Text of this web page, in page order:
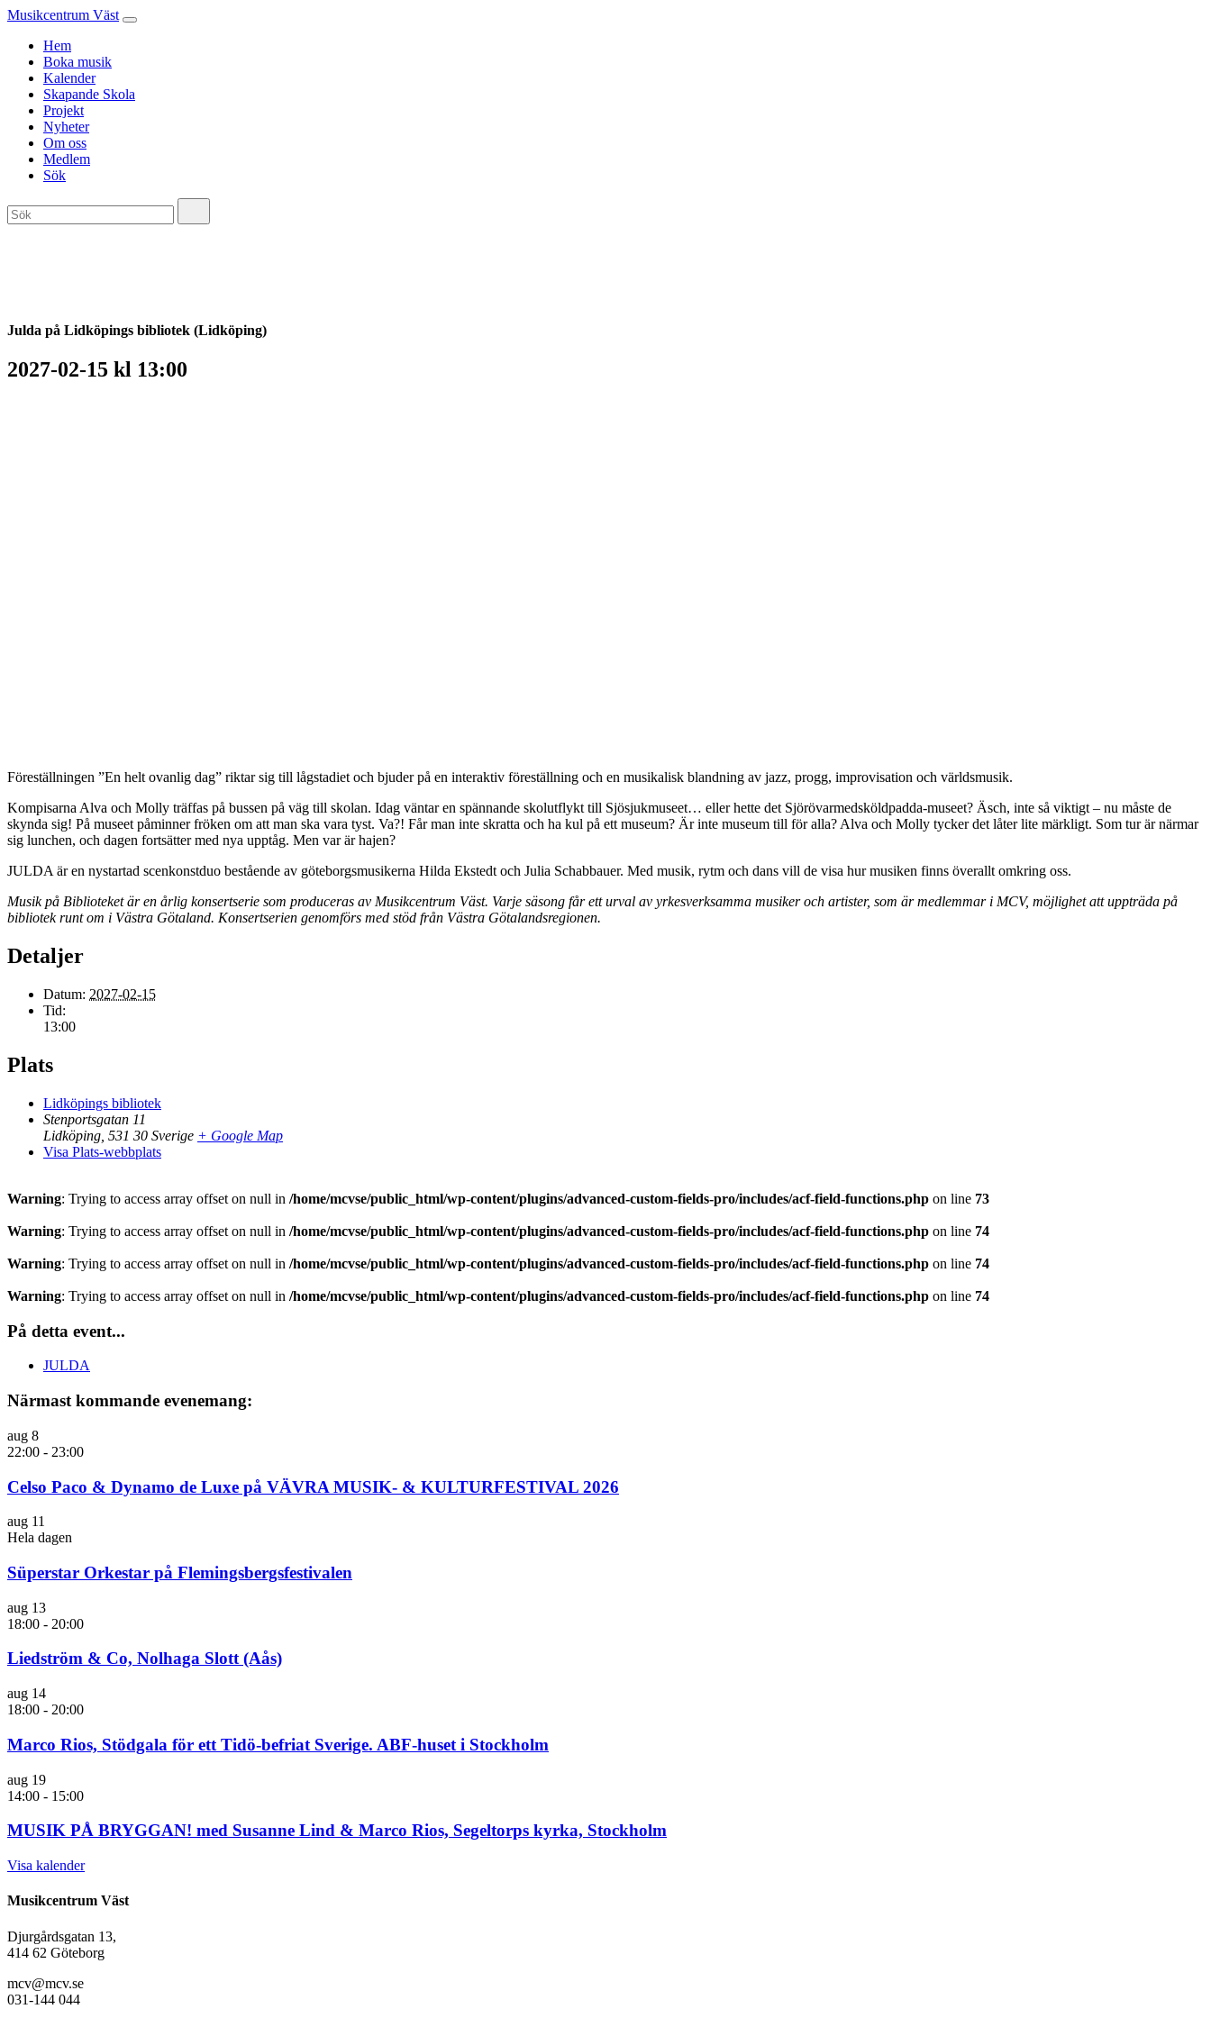
Musikcentrum Väst
Hem
Boka musik
Kalender
Skapande Skola
Projekt
Nyheter
Om oss
Medlem
Sök
Julda på Lidköpings bibliotek (Lidköping)
2027-02-15 kl 13:00
Föreställningen ”En helt ovanlig dag” riktar sig till lågstadiet och bjuder på en interaktiv föreställning och en musikalisk blandning av jazz, progg, improvisation och världsmusik.
Kompisarna Alva och Molly träffas på bussen på väg till skolan. Idag väntar en spännande skolutflykt till Sjösjukmuseet… eller hette det Sjörövarmedsköldpadda-museet? Äsch, inte så viktigt – nu måste de
skynda sig! På museet påminner fröken om att man ska vara tyst. Va?! Får man inte skratta och ha kul på ett museum? Är inte museum till för alla? Alva och Molly tycker det låter lite märkligt. Som tur är närmar
sig lunchen, och dagen fortsätter med nya upptåg. Men var är hajen?
JULDA är en nystartad scenkonstduo bestående av göteborgsmusikerna Hilda Ekstedt och Julia Schabbauer. Med musik, rytm och dans vill de visa hur musiken finns överallt omkring oss.
Musik på Biblioteket är en årlig konsertserie som produceras av Musikcentrum Väst. Varje säsong får ett urval av yrkesverksamma musiker och artister, som är medlemmar i MCV, möjlighet att uppträda på
bibliotek runt om i Västra Götaland. Konsertserien genomförs med stöd från Västra Götalandsregionen.
Detaljer
Datum: 2027-02-15
Tid:
13:00
Plats
Lidköpings bibliotek
Stenportsgatan 11
Lidköping 531 30 Sverige + Google Map
Visa Plats-webbplats
Warning: Trying to access array offset on null in /home/mcvse/public_html/wp-content/plugins/advanced-custom-fields-pro/includes/acf-field-functions.php on line 73
Warning: Trying to access array offset on null in /home/mcvse/public_html/wp-content/plugins/advanced-custom-fields-pro/includes/acf-field-functions.php on line 74
Warning: Trying to access array offset on null in /home/mcvse/public_html/wp-content/plugins/advanced-custom-fields-pro/includes/acf-field-functions.php on line 74
Warning: Trying to access array offset on null in /home/mcvse/public_html/wp-content/plugins/advanced-custom-fields-pro/includes/acf-field-functions.php on line 74
På detta event...
JULDA
Närmast kommande evenemang:
aug 8
22:00 - 23:00
Celso Paco & Dynamo de Luxe på VÄVRA MUSIK- & KULTURFESTIVAL 2026
aug 11
Hela dagen
Süperstar Orkestar på Flemingsbergsfestivalen
aug 13
18:00 - 20:00
Liedström & Co, Nolhaga Slott (Aås)
aug 14
18:00 - 20:00
Marco Rios, Stödgala för ett Tidö-befriat Sverige. ABF-huset i Stockholm
aug 19
14:00 - 15:00
MUSIK PÅ BRYGGAN! med Susanne Lind & Marco Rios, Segeltorps kyrka, Stockholm
Visa kalender
Musikcentrum Väst
Djurgårdsgatan 13,
414 62 Göteborg
mcv@mcv.se
031-144 044